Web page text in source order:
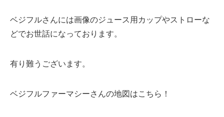
ベジフルさんには画像のジュース用カップやストローな
どでお世話になっております。
有り難うございます。
ベジフルファーマシーさんの地図はこちら！